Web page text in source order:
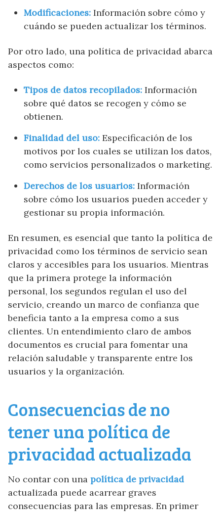
Modificaciones: Información sobre cómo y
cuándo se pueden actualizar los términos.
Por otro lado, una política de privacidad abarca
aspectos como:
Tipos de datos recopilados: Información
sobre qué datos se recogen y cómo se
obtienen.
Finalidad del uso: Especificación de los
motivos por los cuales se utilizan los datos,
como servicios personalizados o marketing.
Derechos de los usuarios: Información
sobre cómo los usuarios pueden acceder y
gestionar su propia información.
En resumen, es esencial que tanto la política de
privacidad como los términos de servicio sean
claros y accesibles para los usuarios. Mientras
que la primera protege la información
personal, los segundos regulan el uso del
servicio, creando un marco de confianza que
beneficia tanto a la empresa como a sus
clientes. Un entendimiento claro de ambos
documentos es crucial para fomentar una
relación saludable y transparente entre los
usuarios y la organización.
Consecuencias de no
tener una política de
privacidad actualizada
No contar con una política de privacidad
actualizada puede acarrear graves
consecuencias para las empresas. En primer